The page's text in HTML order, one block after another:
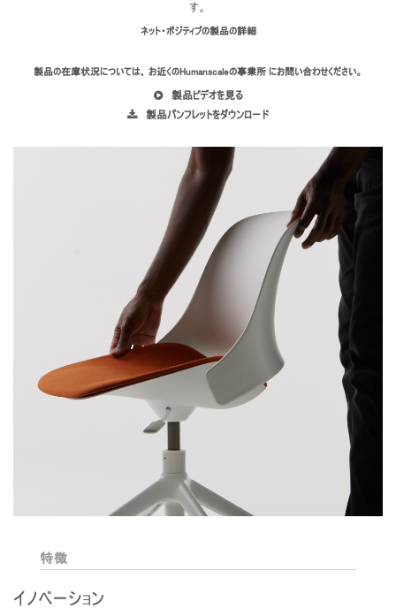
す。
ネット・ポジティブの製品の詳細
製品の在庫状況については、 お近くのHumanscaleの事業所 にお問い合わせください。
製品ビデオを見る
製品パンフレットをダウンロード
特徴
イノベーション